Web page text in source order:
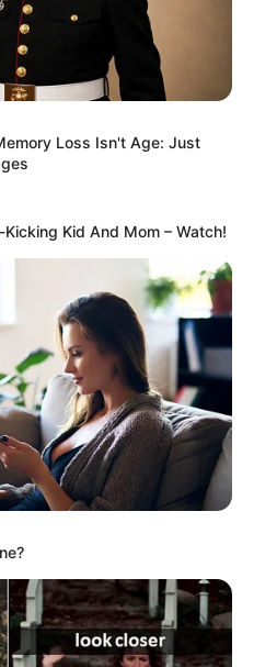
Loss Isn't Age: Just
Kid And Mom – Watch!